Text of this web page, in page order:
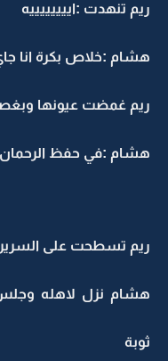
ريم تنهدت :اييييييييه
هشام :خلاص بكرة انا
ريم غمضت عيونها
هشام :في حفظ الرحمان
ريم تسطحت على
هشام نزل لاهله وجلس
ثوبة